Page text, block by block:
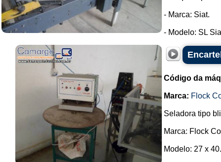
- Marca: Siat.
- Modelo: SL
Código da
Marca: Flock
Seladora tipo
Marca: Flock
Modelo: 27 x 40.